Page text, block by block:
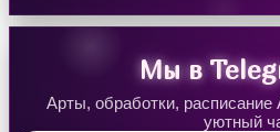
Мы в
Арты, обработки,
уютный